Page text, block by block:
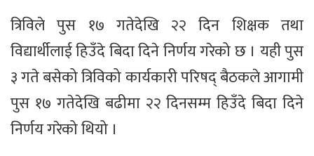
त्रिविले पुस १७ गतेदेखि २२ दिन शिक्षक तथा
विद्यार्थीलाई हिउँदे बिदा दिने निर्णय गरेको छ । यही पुस
३ गते बसेको त्रिविको कार्यकारी परिषद् बैठकले आगामी
पुस १७ गतेदेखि बढीमा २२ दिनसम्म हिउँदे बिदा दिने
निर्णय गरेको थियो ।